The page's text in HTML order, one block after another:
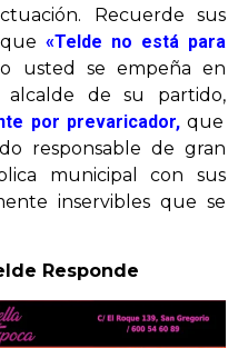
Recuerde sus
«Telde no está para
usted se empeña en
de su partido,
por prevaricador, que
responsable de gran
municipal con sus
inservibles que se
Responde